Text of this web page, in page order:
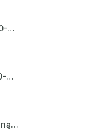
Viessmann Vitodens 050-W, 19 kW, ciepła woda użytkowa
Viessmann Vitodens 100-W, 19 kW
Płyta systemowa z tkaniną UHP 302FP